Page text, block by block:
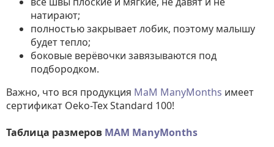
натирают;
полностью закрывает лобик, поэтому малышу
будет тепло;
боковые верёвочки завязываются под
подбородком.
Важно, что вся продукция МаМ ManyMonths имеет
сертификат Oeko-Tex Standard 100!
Таблица размеров MAM ManyMonths